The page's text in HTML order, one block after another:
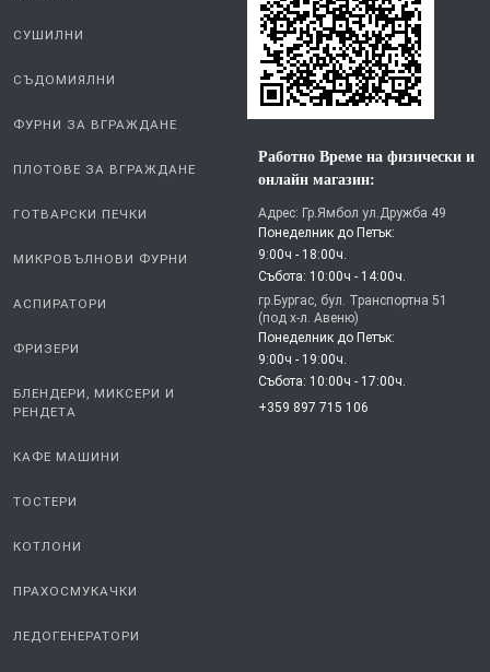
СУШИЛНИ
СЪДОМИЯЛНИ
ФУРНИ ЗА ВГРАЖДАНЕ
ПЛОТОВЕ ЗА ВГРАЖДАНЕ
ГОТВАРСКИ ПЕЧКИ
МИКРОВЪЛНОВИ ФУРНИ
АСПИРАТОРИ
ФРИЗЕРИ
БЛЕНДЕРИ, МИКСЕРИ И
РЕНДЕТА
КАФЕ МАШИНИ
ТОСТЕРИ
КОТЛОНИ
ПРАХОСМУКАЧКИ
ЛЕДОГЕНЕРАТОРИ
Работно Време на физически и
онлайн магазин:
Адрес: Гр.Ямбол ул.Дружба 49
Понеделник до Петък:
9:00ч - 18:00ч.
Събота: 10:00ч - 14:00ч.
гр.Бургас, бул. Транспортна 51
(под х-л. Авеню)
Понеделник до Петък:
9:00ч - 19:00ч.
Събота: 10:00ч - 17:00ч.
+359 897 715 106